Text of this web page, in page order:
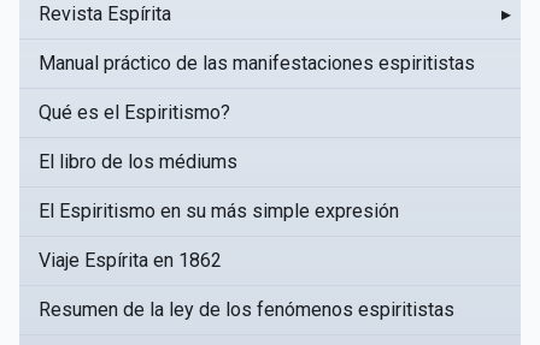
Revista Espírita ▸
Manual práctico de las manifestaciones espiritistas
Qué es el Espiritismo?
El libro de los médiums
El Espiritismo en su más simple expresión
Viaje Espírita en 1862
Resumen de la ley de los fenómenos espiritistas